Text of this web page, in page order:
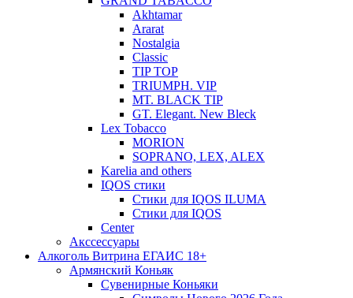
Akhtamar
Ararat
Nostalgia
Classic
TIP TOP
TRIUMPH. VIP
MT. BLACK TIP
GT. Elegant. New Bleck
Lex Tobacco
MORION
SOPRANO, LEX, ALEX
Karelia and others
IQOS стики
Стики для IQOS ILUMA
Стики для IQOS
Сenter
Акссессуары
Алкоголь Витрина ЕГАИС 18+
Армянский Коньяк
Сувенирные Коньяки